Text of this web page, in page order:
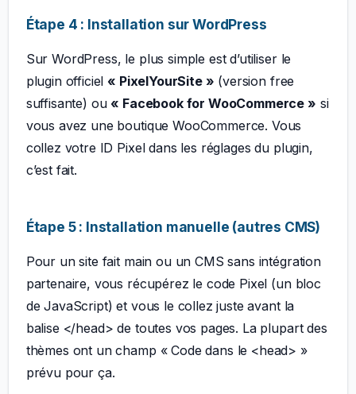
Étape 4 : Installation sur WordPress
Sur WordPress, le plus simple est d’utiliser le
plugin officiel « PixelYourSite » (version free
suffisante) ou « Facebook for WooCommerce » si
vous avez une boutique WooCommerce. Vous
collez votre ID Pixel dans les réglages du plugin,
c’est fait.
Étape 5 : Installation manuelle (autres CMS)
Pour un site fait main ou un CMS sans intégration
partenaire, vous récupérez le code Pixel (un bloc
de JavaScript) et vous le collez juste avant la
balise </head> de toutes vos pages. La plupart des
thèmes ont un champ « Code dans le <head> »
prévu pour ça.